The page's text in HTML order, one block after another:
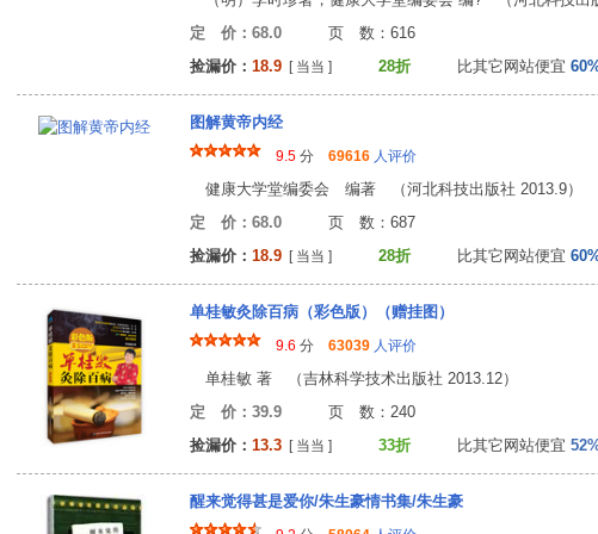
定 价：68.0 页 数：616
捡漏价： 18.9 [ 当当 ] 28折 比其它网站便宜
图解黄帝内经
9.5 分 69616 人评价
健康大学堂编委会 编著 （河北科技出版社 2013.9）
定 价：68.0 页 数：687
捡漏价： 18.9 [ 当当 ] 28折 比其它网站便宜
单桂敏灸除百病（彩色版）（赠挂图）
9.6 分 63039 人评价
单桂敏 著 （吉林科学技术出版社 2013.12）
定 价：39.9 页 数：240
捡漏价： 13.3 [ 当当 ] 33折 比其它网站便宜
醒来觉得甚是爱你/朱生豪情书集/朱生豪